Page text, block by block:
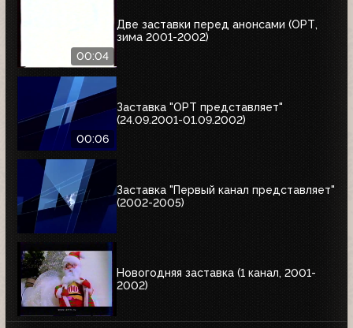
00:04
Две заставки перед анонсами (ОРТ,
зима 2001-2002)
00:06
Заставка "ОРТ представляет"
(24.09.2001-01.09.2002)
Заставка "Первый канал представляет"
(2002-2005)
Новогодняя заставка (1 канал, 2001-
2002)